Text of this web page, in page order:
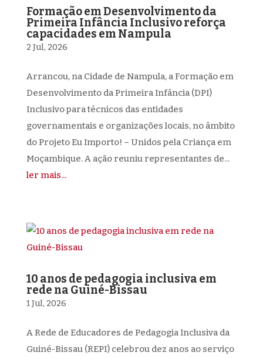
Formação em Desenvolvimento da
Primeira Infância Inclusivo reforça
capacidades em Nampula
2 Jul, 2026
Arrancou, na Cidade de Nampula, a Formação em
Desenvolvimento da Primeira Infância (DPI)
Inclusivo para técnicos das entidades
governamentais e organizações locais, no âmbito
do Projeto Eu Importo! – Unidos pela Criança em
Moçambique. A ação reuniu representantes de...
ler mais...
10 anos de pedagogia inclusiva em
rede na Guiné-Bissau
1 Jul, 2026
A Rede de Educadores de Pedagogia Inclusiva da
Guiné-Bissau (REPI) celebrou dez anos ao serviço